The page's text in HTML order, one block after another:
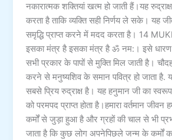
नकारात्मक शक्तियां खत्म हो जाती हैं।यह
करता है ताकि व्यक्ति सही निर्णय ले सके। यह
समृद्धि प्राप्त करने में मदद करता है। 14
इसका मंत्र है इसका मंत्र है ॐ नम:। इसे धारण
सभी प्रकार के पापों से मुक्ति मिल जाती है।
करने से मनुष्यश‍िव के समान पवित्र हो जाता है.
सबसे प्रिय रुद्राक्ष है। यह हनुमान जी का
को परमपद प्राप्त होता है।हमारा वर्तमान
कर्मों से जुड़ा हुआ है और ग्रहों की चाल से भी
जाता है कि कुछ लोग अपनेपिछले जन्म के कर्मों